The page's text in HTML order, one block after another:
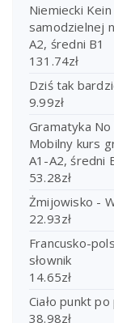
Niemiecki
samodzielnej
A2, średni B1
131.74zł
Dziś tak
9.99zł
Gramatyka
Mobilny kurs
A1-A2, średni
53.28zł
Żmijowisko -
22.93zł
Francusko-
słownik
14.65zł
Ciało punkt po
38.98zł